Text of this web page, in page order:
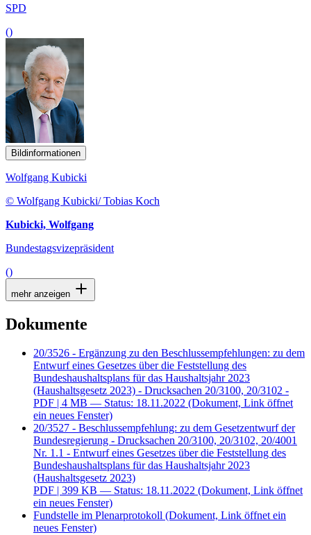
SPD
()
Bildinformationen
Wolfgang Kubicki
© Wolfgang Kubicki/ Tobias Koch
Kubicki, Wolfgang
Bundestagsvizepräsident
()
mehr anzeigen
Dokumente
20/3526 - Ergänzung zu den Beschlussempfehlungen: zu dem
Entwurf eines Gesetzes über die Feststellung des
Bundeshaushaltsplans für das Haushaltsjahr 2023
(Haushaltsgesetz 2023) - Drucksachen 20/3100, 20/3102 -
PDF | 4 MB — Status: 18.11.2022 (Dokument, Link öffnet
ein neues Fenster)
20/3527 - Beschlussempfehlung: zu dem Gesetzentwurf der
Bundesregierung - Drucksachen 20/3100, 20/3102, 20/4001
Nr. 1.1 - Entwurf eines Gesetzes über die Feststellung des
Bundeshaushaltsplans für das Haushaltsjahr 2023
(Haushaltsgesetz 2023)
PDF | 399 KB — Status: 18.11.2022 (Dokument, Link öffnet
ein neues Fenster)
Fundstelle im Plenarprotokoll (Dokument, Link öffnet ein
neues Fenster)